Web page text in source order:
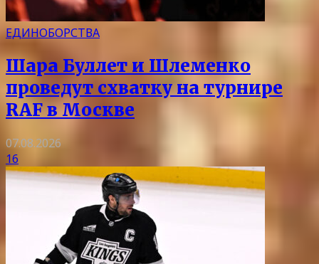
ЕДИНОБОРСТВА
Шара Буллет и Шлеменко
проведут схватку на турнире
RAF в Москве
07.08.2026
16